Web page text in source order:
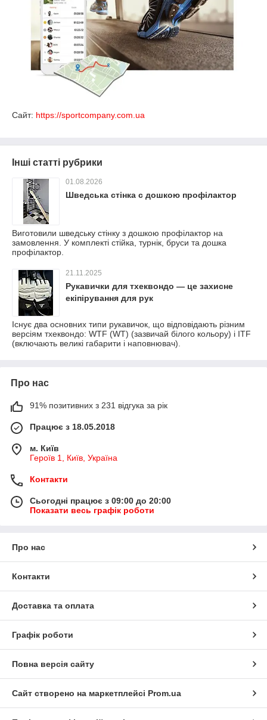
Сайт: https://sportcompany.com.ua
Інші статті рубрики
01.08.2026
Шведська стінка с дошкою профілактор
Виготовили шведську стінку з дошкою профілактор на
замовлення. У комплекті стійка, турнік, бруси та дошка
профілактор.
21.11.2025
Рукавички для тхеквондо — це захисне
екіпірування для рук
Існує два основних типи рукавичок, що відповідають різним
версіям тхеквондо: WTF (WT) (зазвичай білого кольору) і ITF
(включають великі габарити і наповнювач).
Про нас
91% позитивних з 231 відгука за рік
Працює з 18.05.2018
м. Київ
Героїв 1, Київ, Україна
Контакти
Сьогодні працює з 09:00 до 20:00
Показати весь графік роботи
Про нас
Контакти
Доставка та оплата
Графік роботи
Повна версія сайту
Сайт створено на маркетплейсі Prom.ua